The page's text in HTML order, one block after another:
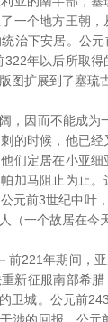
一个地方王朝
治下安居。公
322年以后所取
图扩展到了塞琉
因而不能成为
的时候，他已
们定居在小亚
加马阻止为止
元前3世纪中叶
（一个故居在今
221年期间，亚
新征服南部希
卫城。公元前